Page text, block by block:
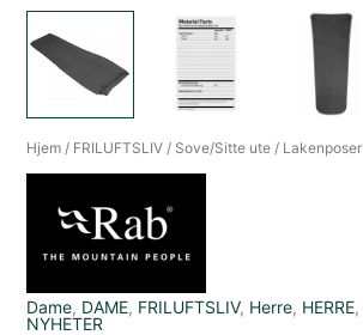
Hjem / FRILUFTSLIV / Sove/Sitte ute / Lakenposer
Dame, DAME, FRILUFTSLIV, Herre, HERRE,
NYHETER